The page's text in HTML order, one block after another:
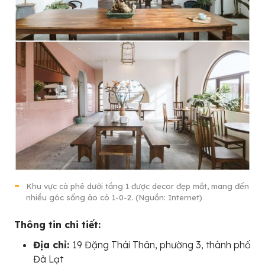
Khu vực cà phê dưới tầng 1 được decor đẹp mắt, mang đến
nhiều góc sống ảo có 1-0-2. (Nguồn: Internet)
Thông tin chi tiết:
Địa chỉ: 19 Đặng Thái Thân, phường 3, thành phố
Đà Lạt